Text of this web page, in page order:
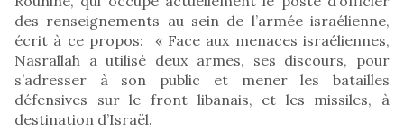
des renseignements au sein de l’armée israélienne,
écrit à ce propos: « Face aux menaces israéliennes,
Nasrallah a utilisé deux armes, ses discours, pour
s’adresser à son public et mener les batailles
défensives sur le front libanais, et les missiles, à
destination d’Israël.